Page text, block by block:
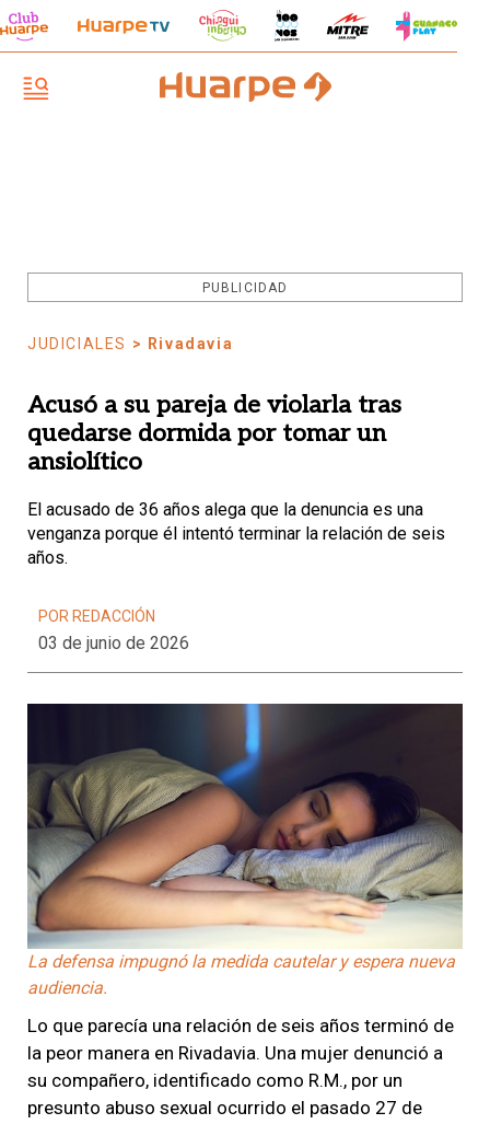
PUBLICIDAD
JUDICIALES > Rivadavia
Acusó a su pareja de violarla tras
quedarse dormida por tomar un
ansiolítico
El acusado de 36 años alega que la denuncia es una
venganza porque él intentó terminar la relación de seis
años.
POR REDACCIÓN
03 de junio de 2026
La defensa impugnó la medida cautelar y espera nueva
audiencia.
Lo que parecía una relación de seis años terminó de
la peor manera en Rivadavia. Una mujer denunció a
su compañero, identificado como R.M., por un
presunto abuso sexual ocurrido el pasado 27 de